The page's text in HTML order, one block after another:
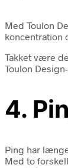
Med Toulon
koncentration
Takket være
Toulon
4.
Ping har
Med to